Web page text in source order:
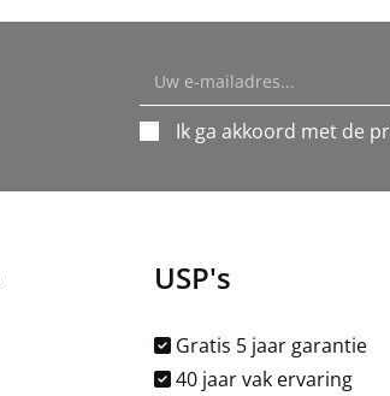
Ik ga akkoord met de
USP's
Gratis 5 jaar garantie
40 jaar vak ervaring